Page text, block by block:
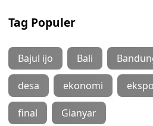
Tag Populer
Bajul ijo Bali
desa ekonomi
final Gianyar